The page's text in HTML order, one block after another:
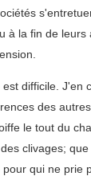
à la fin de leurs
difficile. J'en
des
le tout du
clivages;
qui ne prie